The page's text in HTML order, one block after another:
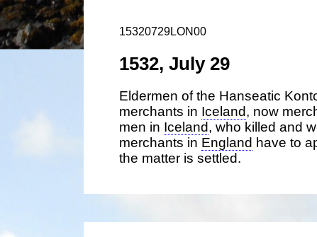
15320729LON00
1532, July 29
Eldermen of the Hanseatic
merchants in Iceland, now
men in Iceland, who killed and
merchants in England have to
the matter is settled.